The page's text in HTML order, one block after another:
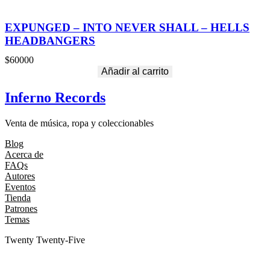
EXPUNGED – INTO NEVER SHALL – HELLS
HEADBANGERS
$60000
Añadir al carrito
Inferno Records
Venta de música, ropa y coleccionables
Blog
Acerca de
FAQs
Autores
Eventos
Tienda
Patrones
Temas
Twenty Twenty-Five